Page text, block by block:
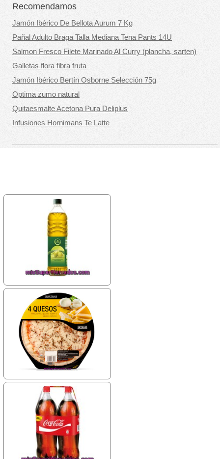
Recomendamos
Jamón Ibérico De Bellota Aurum 7 Kg
Pañal Adulto Braga Talla Mediana Tena Pants 14U
Salmon Fresco Filete Marinado Al Curry (plancha, sarten)
Galletas flora fibra fruta
Jamón Ibérico Bertín Osborne Selección 75g
Optima zumo natural
Quitaesmalte Acetona Pura Deliplus
Infusiones Hornimans Te Latte